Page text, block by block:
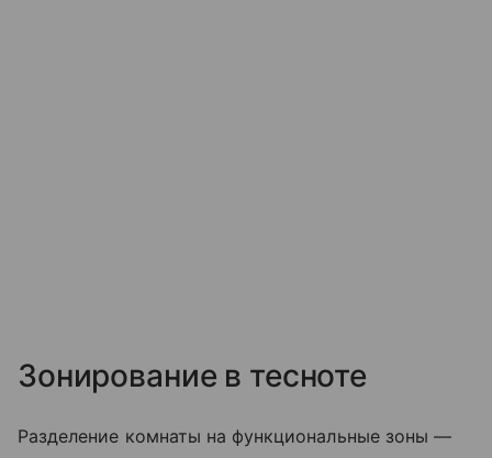
Зонирование в тесноте
Разделение комнаты на функциональные зоны —